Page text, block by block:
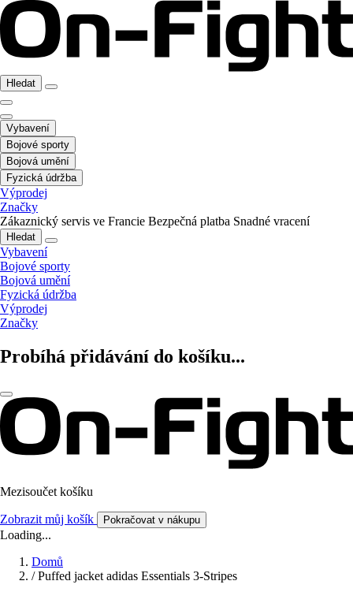
Hledat
Vybavení
Bojové sporty
Bojová umění
Fyzická údržba
Výprodej
Značky
Zákaznický servis ve Francie Bezpečná platba Snadné vracení
Hledat
Vybavení
Bojové sporty
Bojová umění
Fyzická údržba
Výprodej
Značky
Probíhá přidávání do košíku...
Mezisoučet košíku
Zobrazit můj košík Pokračovat v nákupu
Loading...
Domů
/ Puffed jacket adidas Essentials 3-Stripes